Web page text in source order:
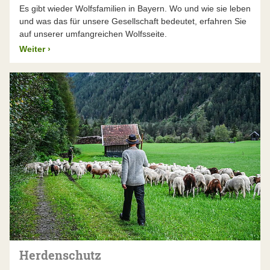
Es gibt wieder Wolfsfamilien in Bayern. Wo und wie sie leben
und was das für unsere Gesellschaft bedeutet, erfahren Sie
auf unserer umfangreichen Wolfsseite.
Weiter ›
Herdenschutz